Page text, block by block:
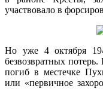
участвовало в
Но уже 4 октября
безвозвратных
погиб в местечке
или «первичное